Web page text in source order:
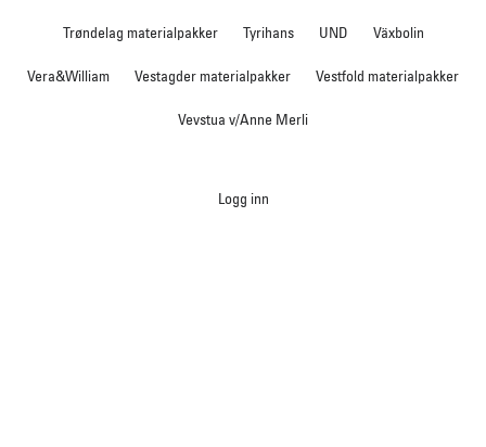
Trøndelag materialpakker Tyrihans UND Växbolin
Vera&William Vestagder materialpakker Vestfold materialpakker
Vevstua v/Anne Merli
Logg inn